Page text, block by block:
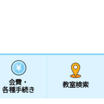
会費・
各種手続き
教室検索